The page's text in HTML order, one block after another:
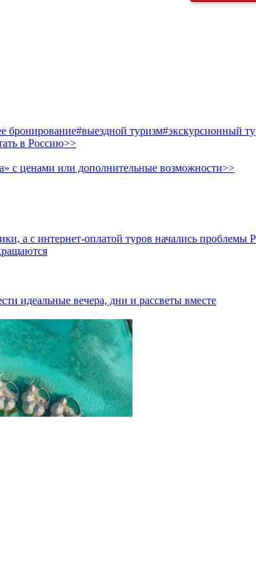
бронирование#выездной туризм#экскурсионный
в Россию>>
с ценами или дополнительные возможности>>
а с интернет-оплатой туров начались проблемы
идеальные вечера, дни и рассветы вместе